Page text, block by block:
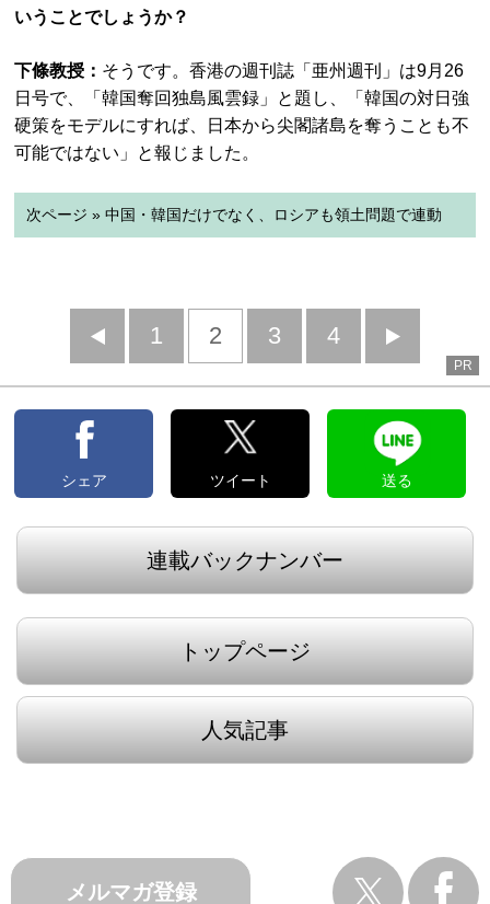
いうことでしょうか？
下條教授： そうです。香港の週刊誌「亜州週刊」は9月26
日号で、「韓国奪回独島風雲録」と題し、「韓国の対日強
硬策をモデルにすれば、日本から尖閣諸島を奪うことも不
可能ではない」と報じました。
次ページ » 中国・韓国だけでなく、ロシアも領土問題で連動
前
へ
1 2 3 4
へ
PR
シェア ツイート 送る
連載バックナンバー
トップページ
人気記事
メルマガ登録